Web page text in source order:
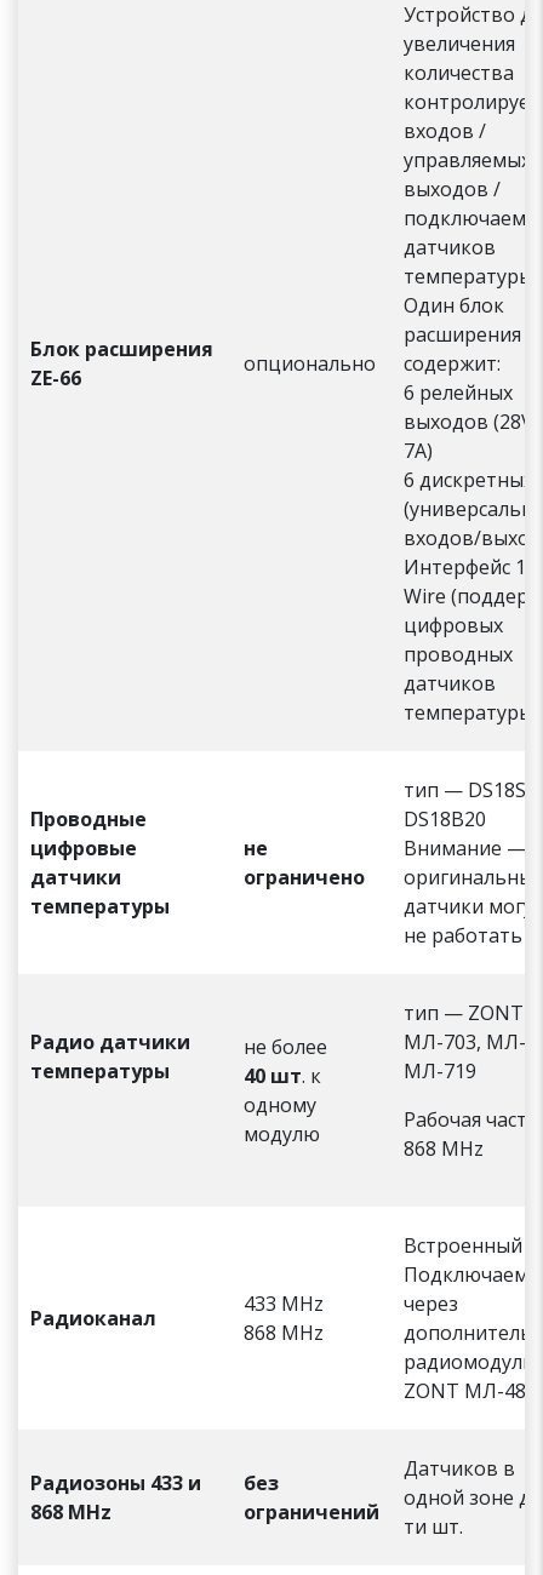
Блок расширения
ZE-66
опционально
Устройство
увеличения
количества
входов /
управляемых
выходов /
датчиков
температуры
Один блок
расширения
содержит:
6 релейных
выходов (28V,
7А)
6 дискретных
входов/
Интерфейс 1-
Wire
цифровых
проводных
датчиков
температуры)
Проводные
цифровые
датчики
температуры
не
ограничено
тип —
DS18B20
Внимание —
оригинальные
датчики могут
не работать
Радио датчики
температуры
не более
40 шт. к
одному
модулю
тип — ZONT
МЛ-703, МЛ-
МЛ-719
Рабочая
868 MHz
Радиоканал
433 MHz
868 MHz
Встроенный
через
радиомодуль
ZONT МЛ-489
Радиозоны 433 и
868 MHz
без
ограничений
Датчиков в
одной зоне
ти шт.